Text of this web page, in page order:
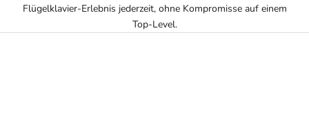
Flügelklavier-Erlebnis jederzeit, ohne Kompromisse auf einem
Top-Level.